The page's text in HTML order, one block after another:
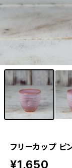
フリーカップ ピ
¥1,650